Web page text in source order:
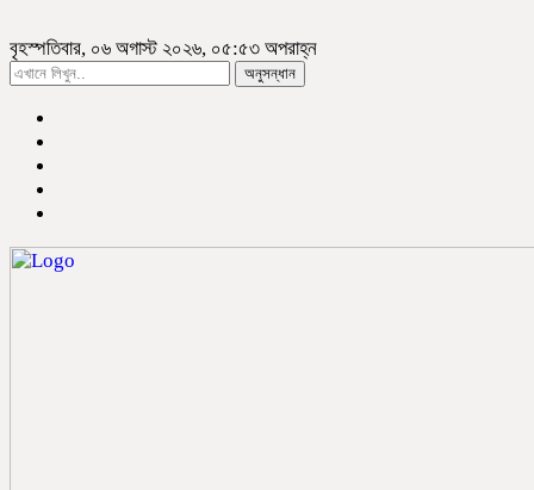
বৃহস্পতিবার, ০৬ অগাস্ট ২০২৬, ০৫:৫৩ অপরাহ্ন
অনুসন্ধান